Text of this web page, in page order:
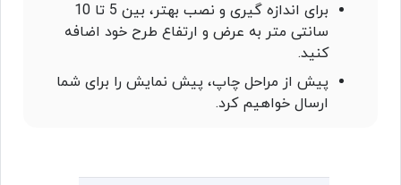
برای اندازه گیری و نصب بهتر، بین 5 تا 10
سانتی متر به عرض و ارتفاع طرح خود اضافه
کنید.
پیش از مراحل چاپ، پیش نمایش را برای شما
ارسال خواهیم کرد.